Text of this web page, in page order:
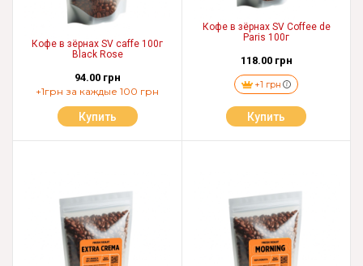
Кофе в зёрнах SV caffe 100г
Black Rose
94.00 грн
+1грн за каждые 100 грн
Купить
Кофе в зёрнах SV Coffee de
Paris 100г
118.00 грн
+1 грн
Купить